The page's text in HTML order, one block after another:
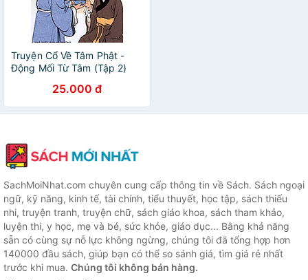
Truyện Cổ Về Tâm Phật -
Động Mối Từ Tâm (Tập 2)
25.000 đ
SachMoiNhat.com chuyên cung cấp thông tin về Sách. Sách ngoại
ngữ, kỹ năng, kinh tế, tài chính, tiểu thuyết, học tập, sách thiếu
nhi, truyện tranh, truyện chữ, sách giáo khoa, sách tham khảo,
luyện thi, y học, mẹ và bé, sức khỏe, giáo dục... Bằng khả năng
sẵn có cùng sự nỗ lực không ngừng, chúng tôi đã tổng hợp hơn
140000 đầu sách, giúp bạn có thể so sánh giá, tìm giá rẻ nhất
trước khi mua. Chúng tôi không bán hàng.